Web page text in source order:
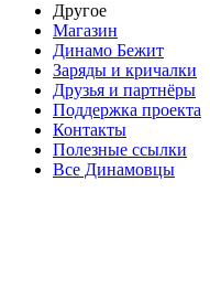
Другое
Магазин
Динамо Бежит
Заряды и кричалки
Друзья и партнёры
Поддержка проекта
Контакты
Полезные ссылки
Все Динамовцы